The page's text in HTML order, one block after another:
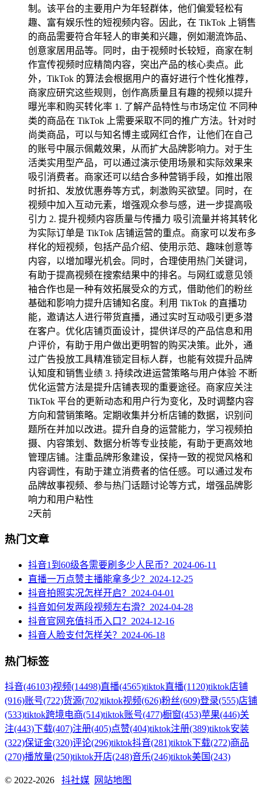
制。该平台的主要用户为年轻群体，他们偏爱轻松有
趣、富有娱乐性的短视频内容。因此，在 TikTok 上销售
的商品需要符合年轻人的审美和兴趣，例如潮流饰品、
创意家居用品等。同时，由于视频时长较短，商家在制
作宣传视频时应精简内容，突出产品的核心卖点。此
外，TikTok 的算法会根据用户的喜好进行个性化推荐，
商家应研究这些规则，创作高质量且有趣的视频以提升
曝光率和购买转化率 1. 了解产品特性与市场定位 不同种
类的商品在 TikTok 上需要采取不同的推广方法。针对时
尚类商品，可以与知名博主或网红合作，让他们在自己
的账号中展示佩戴效果，从而扩大品牌影响力。对于生
活类实用型产品，可以通过演示使用场景和实际效果来
吸引消费者。商家还可以结合多种营销手段，如推出限
时折扣、发放优惠券等方式，刺激购买欲望。同时，在
视频中加入互动元素，增强观众参与感，进一步提高吸
引力 2. 提升视频内容质量与传播力 吸引流量并将其转化
为实际订单是 TikTok 店铺运营的重点。商家可以发布多
样化的短视频，包括产品介绍、使用示范、趣味创意等
内容，以增加曝光机会。同时，合理使用热门关键词，
有助于提高视频在搜索结果中的排名。与网红或意见领
袖合作也是一种有效拓展受众的方式，借助他们的粉丝
基础和影响力提升店铺知名度。利用 TikTok 的直播功
能，邀请达人进行带货直播，通过实时互动吸引更多潜
在客户。优化店铺页面设计，提供详尽的产品信息和用
户评价，有助于用户做出更明智的购买决策。此外，通
过广告投放工具精准锁定目标人群，也能有效提升品牌
认知度和销售业绩 3. 持续改进运营策略与用户体验 不断
优化运营方法是提升店铺表现的重要途径。商家应关注
TikTok 平台的更新动态和用户行为变化，及时调整内容
方向和营销策略。定期收集并分析店铺的数据，识别问
题所在并加以改进。提升自身的运营能力，学习视频拍
摄、内容策划、数据分析等专业技能，有助于更高效地
管理店铺。注重品牌形象建设，保持一致的视觉风格和
内容调性，有助于建立消费者的信任感。可以通过发布
品牌故事视频、参与热门话题讨论等方式，增强品牌影
响力和用户粘性
2天前
热门文章
抖音1到60级各需要刷多少人民币？ 2024-06-11
直播一万点赞主播能拿多少？ 2024-12-25
抖音拍照实况怎样开启？ 2024-04-01
抖音如何发两段视频左右滑？ 2024-04-28
抖音官网充值抖币入口？ 2024-12-16
抖音人脸支付怎样关？ 2024-06-18
热门标签
抖音(46103)视频(14498)直播(4565)tiktok直播(1120)tiktok店铺
(916)账号(722)货源(702)tiktok视频(626)粉丝(609)登录(555)店铺
(533)tiktok跨境电商(514)tiktok账号(477)橱窗(453)苹果(446)关
注(443)下载(407)注册(405)点赞(404)tiktok注册(389)tiktok安装
(322)保证金(320)评论(296)tiktok抖音(281)tiktok下载(272)商品
(270)播放量(250)tiktok开店(248)音乐(246)tiktok美国(243)
© 2022-2026 抖社媒 网站地图